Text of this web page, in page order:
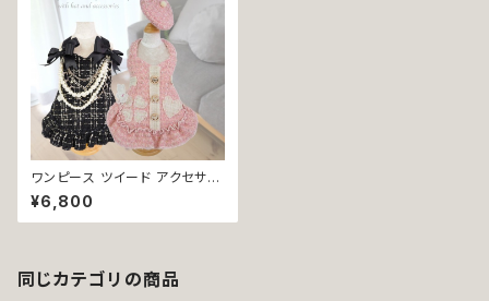
ワンピース ツイード アクセサリ
ー P528 P529 帽子 ハンドメイ
ド ハート ピンク ブラック 犬 猫
ペット 犬服 犬の服 犬洋服 犬の
犬 おしゃれ かわいい 可愛い d
og 返品交換不可
¥6,800
同じカテゴリの商品